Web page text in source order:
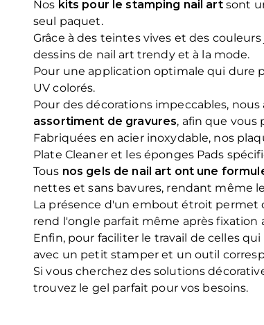
Nos kits pour le stamping nail artsont
seul paquet.
Grâce à des teintes vives et des
dessins de nail art trendy et à la mode.
Pour une application optimale qui dure
UV colorés.
Pour des décorations impeccables,
assortiment de gravures, afin que vous
Fabriquées en acier inoxydable, nos
Plate Cleaner et les éponges Pads
Tous nos gels de nail art ont une
nettes et sans bavures, rendant même
La présence d'un embout étroit permet
rend l'ongle parfait même après fixation
Enfin, pour faciliter le travail de celles
avec un petit stamper et un outil
Si vous cherchez des solutions
trouvez le gel parfait pour vos besoins.